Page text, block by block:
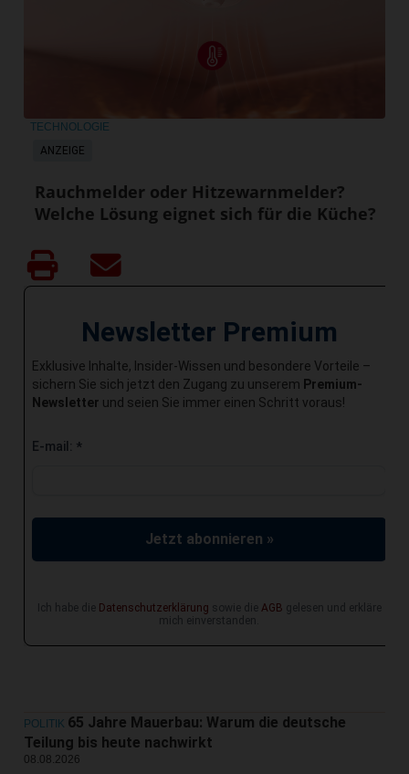
ANZEIGE
TECHNOLOGIE
Rauchmelder oder Hitzewarnmelder?
Welche Lösung eignet sich für die Küche?
Newsletter Premium
Exklusive Inhalte, Insider-Wissen und besondere Vorteile –
sichern Sie sich jetzt den Zugang zu unserem Premium-
Newsletter und seien Sie immer einen Schritt voraus!
E-mail: *
Jetzt abonnieren »
Ich habe die Datenschutzerklärung sowie die AGB gelesen und erkläre
mich einverstanden.
POLITIK 65 Jahre Mauerbau: Warum die deutsche
Teilung bis heute nachwirkt
08.08.2026